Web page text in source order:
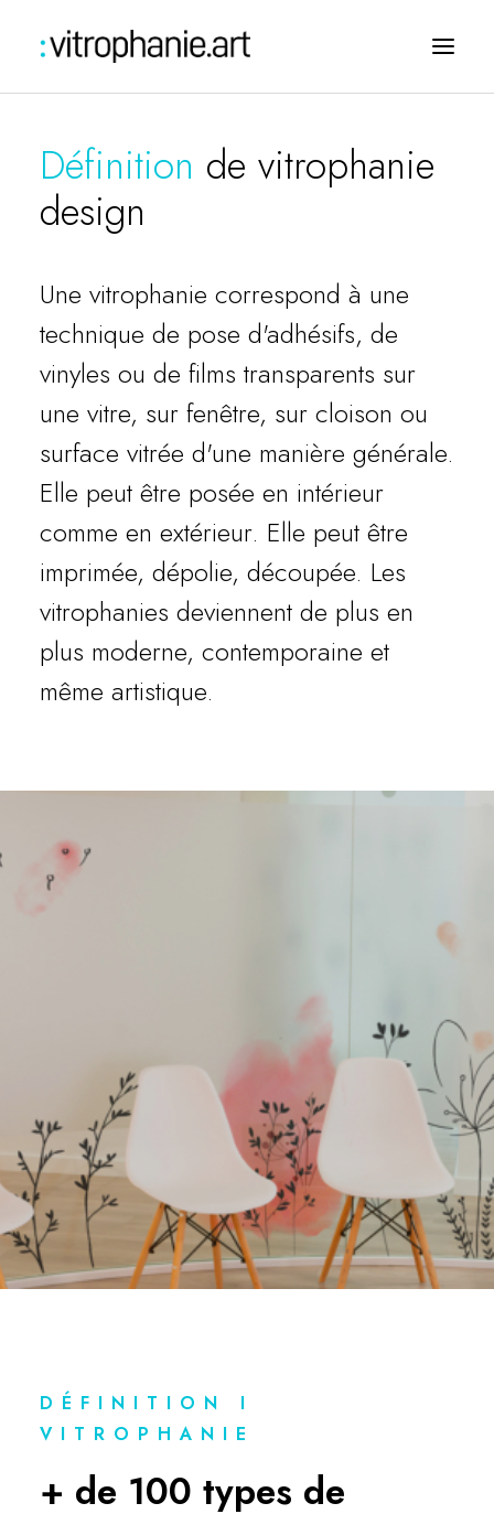
Challengez-nous
Définition de vitrophanie
design
Une vitrophanie correspond à une
technique de pose d'adhésifs, de
vinyles ou de films transparents sur
une vitre, sur fenêtre, sur cloison ou
surface vitrée d'une manière générale.
Elle peut être posée en intérieur
comme en extérieur. Elle peut être
imprimée, dépolie, découpée. Les
vitrophanies deviennent de plus en
plus moderne, contemporaine et
même artistique.
DÉFINITION I
VITROPHANIE
+ de 100 types de